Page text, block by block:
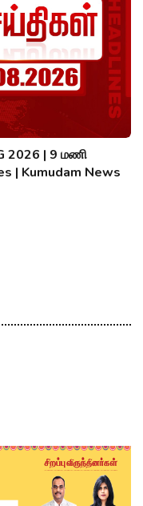
2026 | 9 மணி
| Kumudam News